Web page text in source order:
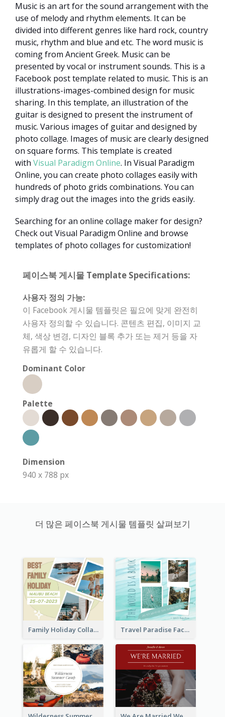
Music is an art for the sound arrangement with the
use of melody and rhythm elements. It can be
divided into different genres like hard rock, country
music, rhythm and blue and etc. The word music is
coming from Ancient Greek. Music can be
presented by vocal or instrument sounds. This is a
Facebook post template related to music. This is an
illustrations-images-combined design for music
sharing. In this template, an illustration of the
guitar is designed to present the instrument of
music. Various images of guitar and designed by
photo collage. Images of music are clearly designed
on square forms. This template is created
with Visual Paradigm Online. In Visual Paradigm
Online, you can create photo collages easily with
hundreds of photo grids combinations. You can
simply drag out the images into the grids easily.
Searching for an online collage maker for design?
Check out Visual Paradigm Online and browse
templates of photo collages for customization!
페이스북 게시물 Template Specifications:
사용자 정의 가능:
이 Facebook 게시물 템플릿은 필요에 맞게 완전히
사용자 정의할 수 있습니다. 콘텐츠 편집, 이미지 교
체, 색상 변경, 디자인 블록 추가 또는 제거 등을 자
유롭게 할 수 있습니다.
Dominant Color
Palette
Dimension
940 x 788 px
더 많은 페이스북 게시물 템플릿 살펴보기
Family Holiday Collage Facebook Post Travel Paradise Facebook Post